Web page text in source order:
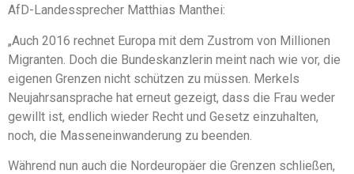
AfD-Landessprecher Matthias Manthei:
„Auch 2016 rechnet Europa mit dem Zustrom von Millionen
Migranten. Doch die Bundeskanzlerin meint nach wie vor, die
eigenen Grenzen nicht schützen zu müssen. Merkels
Neujahrsansprache hat erneut gezeigt, dass die Frau weder
gewillt ist, endlich wieder Recht und Gesetz einzuhalten,
noch, die Masseneinwanderung zu beenden.
Während nun auch die Nordeuropäer die Grenzen schließen,